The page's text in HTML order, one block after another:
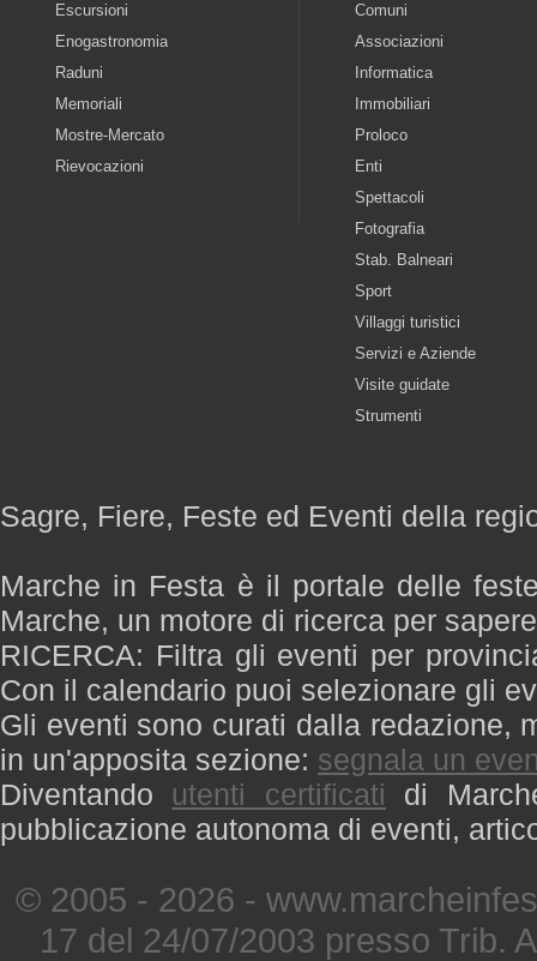
Escursioni
Enogastronomia
Raduni
Memoriali
Mostre-Mercato
Rievocazioni
Comuni
Associazioni
Informatica
Immobiliari
Proloco
Enti
Spettacoli
Fotografia
Stab. Balneari
Sport
Villaggi turistici
Servizi e Aziende
Visite guidate
Strumenti
Sagre, Fiere, Feste ed Eventi della
Marche in Festa è il portale delle
Marche, un motore di ricerca per
RICERCA: Filtra gli eventi per
Con il calendario puoi selezionare gli
Gli eventi sono curati dalla redazione,
in un'apposita sezione: segnala un
Diventando utenti certificati di
pubblicazione autonoma di eventi,
© 2005 - 2026 -
17 del 24/07/2003 presso Trib.